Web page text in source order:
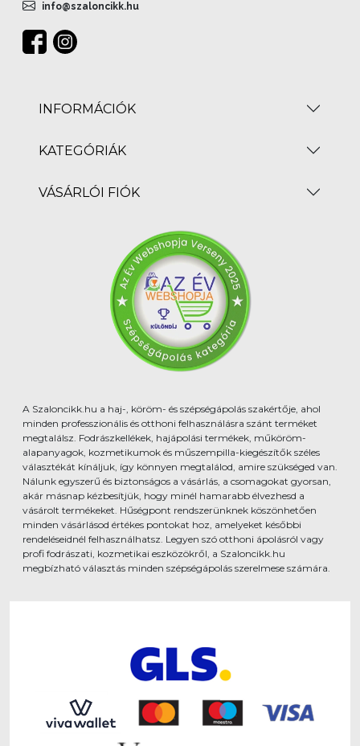
info@szaloncikk.hu
INFORMÁCIÓK
KATEGÓRIÁK
VÁSÁRLÓI FIÓK
A Szaloncikk.hu a haj-, köröm- és szépségápolás szakértője, ahol
minden professzionális és otthoni felhasználásra szánt terméket
megtalálsz. Fodrászkellékek, hajápolási termékek, műköröm-
alapanyagok, kozmetikumok és műszempilla-kiegészítők széles
választékát kínáljuk, így könnyen megtalálod, amire szükséged van.
Nálunk egyszerű és biztonságos a vásárlás, a csomagokat gyorsan,
akár másnap kézbesítjük, hogy minél hamarabb élvezhesd a
vásárolt termékeket. Hűségpont rendszerünknek köszönhetően
minden vásárlásod értékes pontokat hoz, amelyeket későbbi
rendeléseidnél felhasználhatsz. Legyen szó otthoni ápolásról vagy
profi fodrászati, kozmetikai eszközökről, a Szaloncikk.hu
megbízható választás minden szépségápolás szerelmese számára.